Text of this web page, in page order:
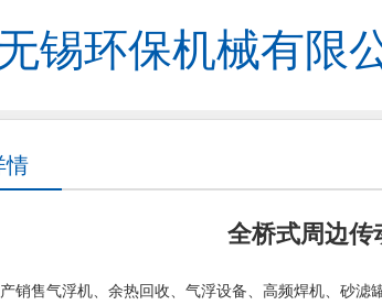
锡环保机械有限
情
全桥式周边传
销售气浮机、余热回收、气浮设备、高频焊机、砂滤